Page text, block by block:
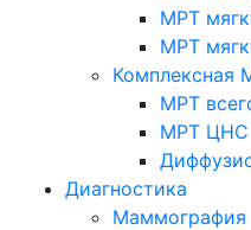
МРТ
МРТ
Комплексная
МРТ
МРТ ЦНС
Диагностика
Маммография